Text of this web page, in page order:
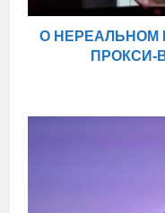
О НЕРЕАЛЬНОМ
ПРОКСИ-